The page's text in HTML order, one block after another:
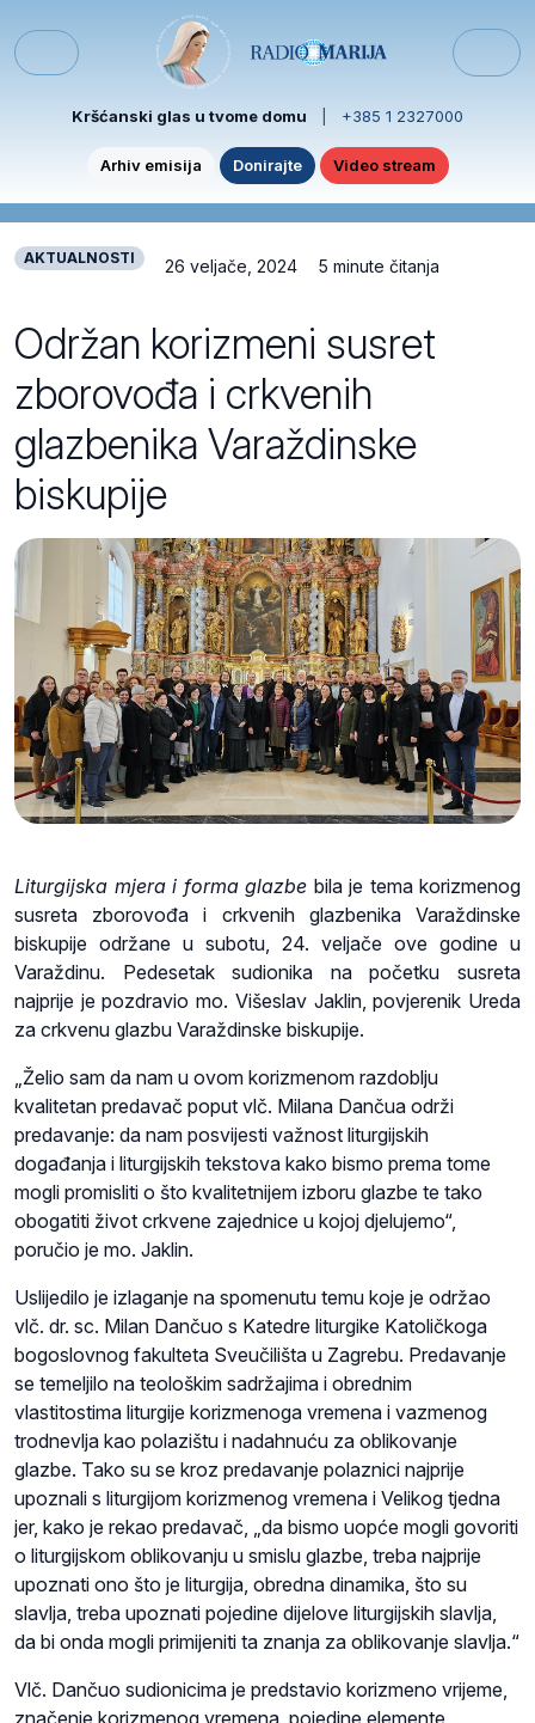
Menu
Kršćanski glas u tvome domu +385 1 2327000
Arhiv emisija Donirajte Video stream
AKTUALNOSTI 26 veljače, 2024 5 minute čitanja
Održan korizmeni susret
zborovođa i crkvenih
glazbenika Varaždinske
biskupije
Liturgijska mjera i forma glazbe bila je tema korizmenog
susreta zborovođa i crkvenih glazbenika Varaždinske
biskupije održane u subotu, 24. veljače ove godine u
Varaždinu. Pedesetak sudionika na početku susreta
najprije je pozdravio mo. Višeslav Jaklin, povjerenik Ureda
za crkvenu glazbu Varaždinske biskupije.
„Želio sam da nam u ovom korizmenom razdoblju
kvalitetan predavač poput vlč. Milana Dančua održi
predavanje: da nam posvijesti važnost liturgijskih
događanja i liturgijskih tekstova kako bismo prema tome
mogli promisliti o što kvalitetnijem izboru glazbe te tako
obogatiti život crkvene zajednice u kojoj djelujemo“,
poručio je mo. Jaklin.
Uslijedilo je izlaganje na spomenutu temu koje je održao
vlč. dr. sc. Milan Dančuo s Katedre liturgike Katoličkoga
bogoslovnog fakulteta Sveučilišta u Zagrebu. Predavanje
se temeljilo na teološkim sadržajima i obrednim
vlastitostima liturgije korizmenoga vremena i vazmenog
trodnevlja kao polazištu i nadahnuću za oblikovanje
glazbe. Tako su se kroz predavanje polaznici najprije
upoznali s liturgijom korizmenog vremena i Velikog tjedna
jer, kako je rekao predavač, „da bismo uopće mogli govoriti
o liturgijskom oblikovanju u smislu glazbe, treba najprije
upoznati ono što je liturgija, obredna dinamika, što su
slavlja, treba upoznati pojedine dijelove liturgijskih slavlja,
da bi onda mogli primijeniti ta znanja za oblikovanje slavlja.“
Vlč. Dančuo sudionicima je predstavio korizmeno vrijeme,
značenje korizmenog vremena, pojedine elemente,